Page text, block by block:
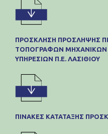
ΠΡΟΣΚΛΗΣΗ ΠΡΟΣΛΗΨΗΣ
ΤΟΠΟΓΡΑΦΩΝ ΜΗΧΑΝΙΚΩΝ
ΥΠΗΡΕΣΙΩΝ Π.Ε. ΛΑΣΙΘΙΟΥ
ΠΊΝΑΚΕΣ ΚΑΤΆΤΑΞΗΣ